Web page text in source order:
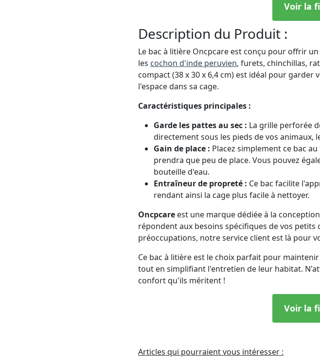
Voir la
Description du Produit :
Le bac à litière Oncpcare est conçu pour offrir
les cochon d'inde peruvien, furets, chinchillas,
compact (38 x 30 x 6,4 cm) est idéal pour
l'espace dans sa cage.
Caractéristiques principales :
Garde les pattes au sec : La grille perforée
directement sous les pieds de vos animaux,
Gain de place : Placez simplement ce bac
prendra que peu de place. Vous pouvez
bouteille d'eau.
Entraîneur de propreté : Ce bac facilite
rendant ainsi la cage plus facile à nettoyer.
Oncpcare est une marque dédiée à la
répondent aux besoins spécifiques de vos petits
préoccupations, notre service client est là pour
Ce bac à litière est le choix parfait pour
tout en simplifiant l'entretien de leur habitat.
confort qu'ils méritent !
Voir la
Articles qui pourraient vous intéresser :